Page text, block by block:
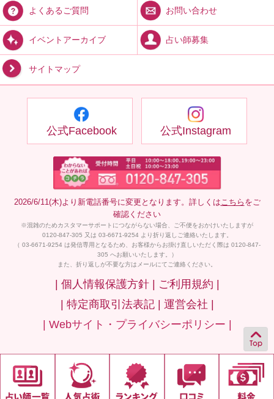
よくあるご質問 お問い合わせ
イベントアーカイブ 占い師募集
サイトマップ
公式Facebook 公式Instagram
2026/6/11(木)より新電話番号に変更となります。詳しくは こちら をご
確認ください
※混雑のためカスタマーサポートにつながらない場合、ご不便をおかけいたしますが
0120-847-305 又は 03-6671-9254 より折り返しご連絡いたします。
（ 03-6671-9254 は発信専用となるため、お客様からお掛け直しいただく際は 0120-847-
305 へお願いいたします。）
また、折り返しが不要な方はメールにてご連絡ください。
| 個人情報保護方針 | ご利用規約 |
| 特定商取引法表記 | 運営会社 |
| Webサイト・プライバシーポリシー |